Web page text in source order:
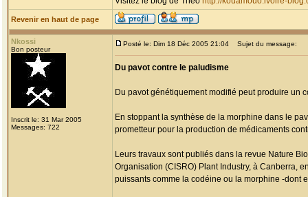
Revenir en haut de page
Nkossi
Bon posteur
Inscrit le: 31 Mar 2005
Messages: 722
Posté le: Dim 18 Déc 2005 21:04 Sujet du message:
Du pavot contre le paludisme
Du pavot génétiquement modifié peut produire un
En stoppant la synthèse de la morphine dans le
prometteur pour la production de médicaments
Leurs travaux sont publiés dans la revue Nature
Organisation (CISRO) Plant Industry, à Canberra,
puissants comme la codéine ou la morphine -dont